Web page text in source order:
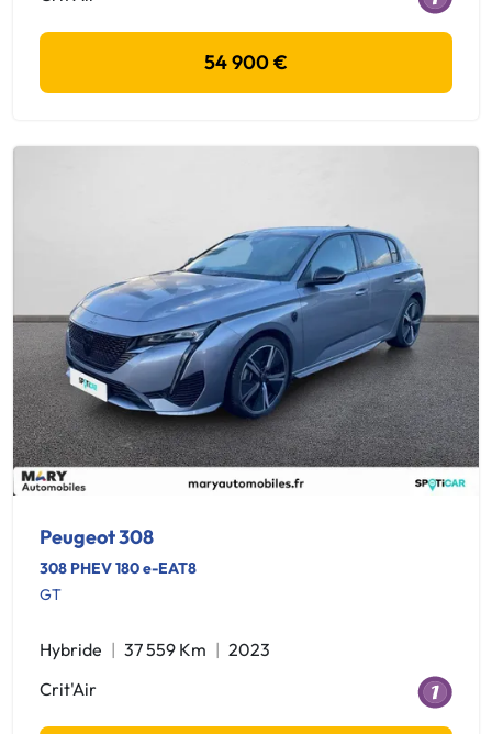
54 900 €
Peugeot 308
308 PHEV 180 e-EAT8
GT
Hybride 37 559 Km
2023
Crit'Air